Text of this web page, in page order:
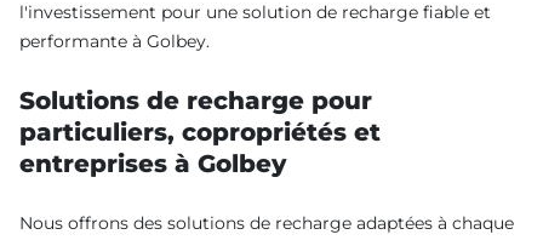
l'investissement pour une solution de recharge fiable et
performante à Golbey.
Solutions de recharge pour
particuliers, copropriétés et
entreprises à Golbey
Nous offrons des solutions de recharge adaptées à chaque